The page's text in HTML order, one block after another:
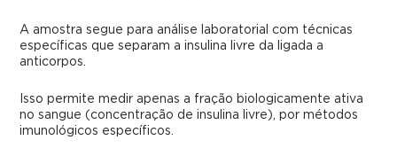
A amostra segue para análise laboratorial com técnicas
específicas que separam a insulina livre da ligada a
anticorpos.
Isso permite medir apenas a fração biologicamente ativa
no sangue (concentração de insulina livre), por métodos
imunológicos específicos.